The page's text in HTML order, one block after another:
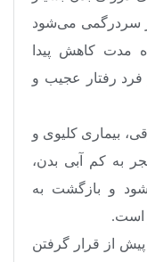
سردرگمی می‌شود
مدت کاهش پیدا
رفتار عجیب و
بیماری کلیوی و
به کم آبی بدن،
و بازگشت به
است.
از قرار گرفتن